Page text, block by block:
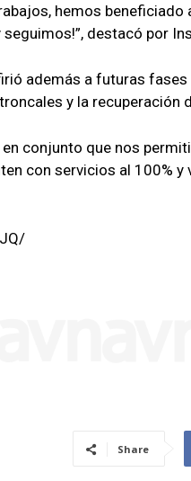
hemos
seguimos!”, destacó por
además a futuras
y la recuperación
en conjunto que nos
con servicios al 100% y
Share